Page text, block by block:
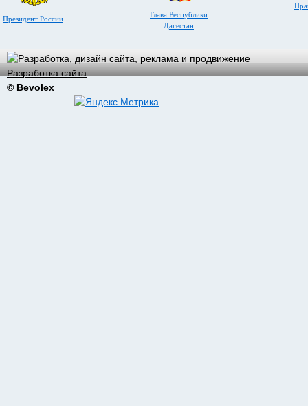
Президент России
Глава Республики
Дагестан
Разработка сайта
© Bevolex